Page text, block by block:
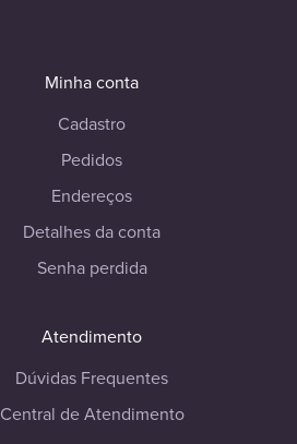
Minha conta
Cadastro
Pedidos
Endereços
Detalhes da conta
Senha perdida
Atendimento
Dúvidas Frequentes
Central de Atendimento